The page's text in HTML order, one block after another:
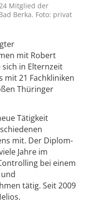
Mitglied der
Berka. Foto: privat
mit Robert
sich in Elternzeit
mit 21 Fachkliniken
Thüringer
Tätigkeit
mit. Der Diplom-
Jahre im
bei einem
tätig. Seit 2009